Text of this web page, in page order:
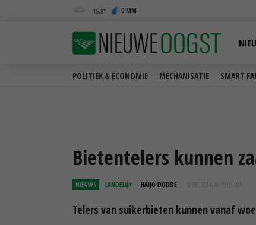
15,8 0 MM
POLITIEK & ECONOMIE MECHANISATIE SMART
Bietentelers kunnen
NIEUWS LANDELIJK HAIJO DODDE 10 DEC 2014 OM 09:03
Telers van suikerbieten kunnen vanaf